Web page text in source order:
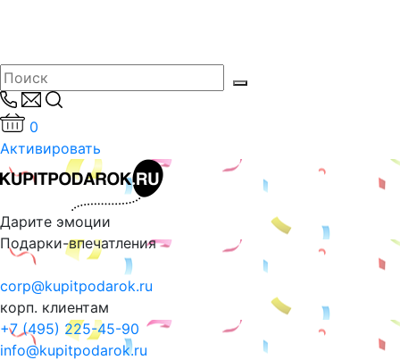
0
Активировать
Дарите эмоции
Подарки-впечатления
corp@kupitpodarok.ru
корп. клиентам
+7 (495) 225-45-90
info@kupitpodarok.ru